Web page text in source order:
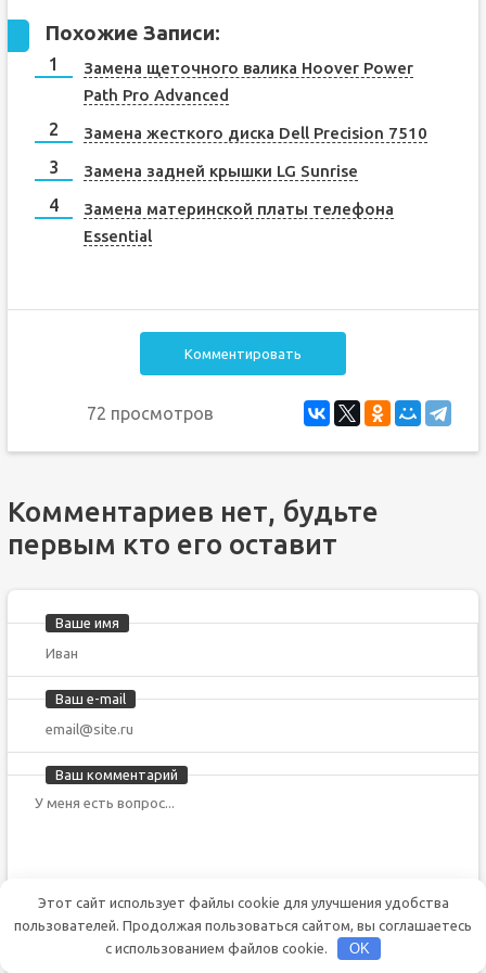
Похожие Записи:
Замена щеточного валика Hoover Power
Path Pro Advanced
Замена жесткого диска Dell Precision 7510
Замена задней крышки LG Sunrise
Замена материнской платы телефона
Essential
Комментировать
72 просмотров
Комментариев нет, будьте
первым кто его оставит
Ваше имя
Ваш e-mail
Ваш комментарий
Сохранить моё имя, email и адрес сайта в этом браузере
для последующих моих комментариев.
Этот сайт использует файлы cookie для улучшения удобства
пользователей. Продолжая пользоваться сайтом, вы соглашаетесь
с использованием файлов cookie.
OK